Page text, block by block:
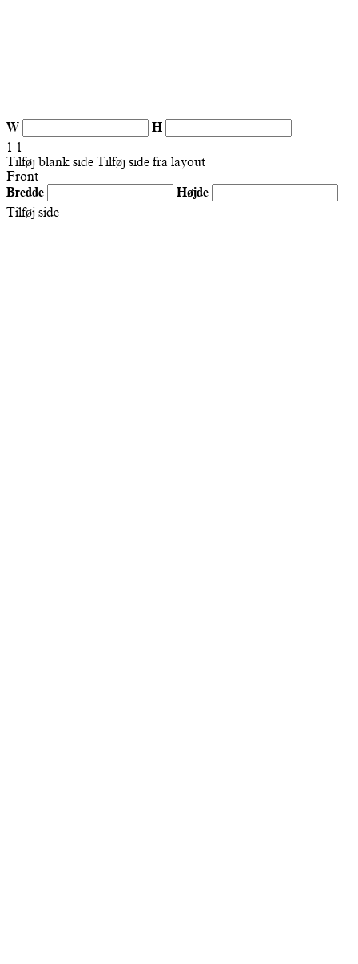
W
H
1 1
Tilføj blank side Tilføj side fra layout
Front
Bredde
Højde
Tilføj side